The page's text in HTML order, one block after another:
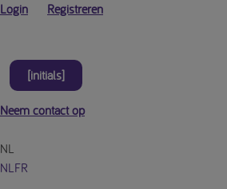
Login Registreren
[initials]
Neem contact op
NL
NLFR